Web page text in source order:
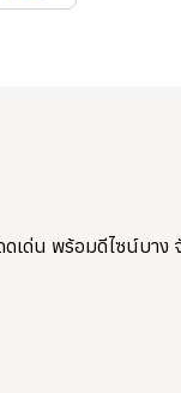
เด่น พร้อมดีไซน์บ